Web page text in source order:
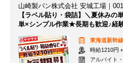
山崎製パン株式会社 安城工場｜001
【ラベル貼り・袋詰】＼夏休みの
単×シンプル作業★長期も歓迎♪経
東海道新幹線
時給1210円
アルバイト